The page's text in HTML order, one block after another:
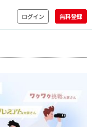
ログイン 無料登録